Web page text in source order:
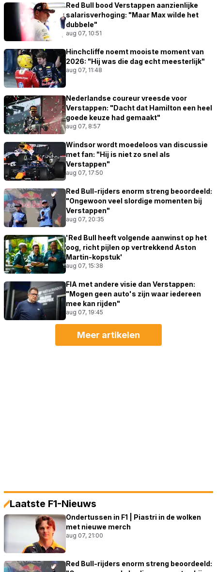
Red Bull bood Verstappen aanzienlijke
salarisverhoging: "Maar Max wilde het
dubbele"
aug 07, 10:51
Hinchcliffe noemt mooiste moment van
2026: "Hij was die dag echt meesterlijk"
aug 07, 11:48
Nederlandse coureur vreesde voor
Verstappen: "Dacht dat Hamilton een heel
goede keuze had gemaakt"
aug 07, 8:57
Windsor wordt moedeloos van discussie
met fan: "Hij is niet zo snel als
Verstappen"
aug 07, 17:50
Red Bull-rijders enorm streng beoordeeld:
"Ongewoon veel slordige momenten bij
Verstappen"
aug 07, 20:35
'Red Bull heeft volgende aanwinst op het
oog, richt pijlen op vertrekkend Aston
Martin-kopstuk'
aug 07, 15:38
FIA met andere visie dan Verstappen:
"Mogen geen auto's zijn waar iedereen
mee kan rijden"
aug 07, 19:45
Meer artikelen
Laatste F1-Nieuws
Ondertussen in F1 | Piastri in de wolken
met nieuwe merch
aug 07, 21:00
Red Bull-rijders enorm streng beoordeeld: